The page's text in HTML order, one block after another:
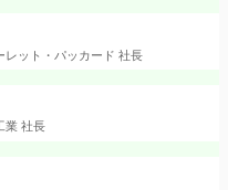
レット・パッカード 社長
業 社長